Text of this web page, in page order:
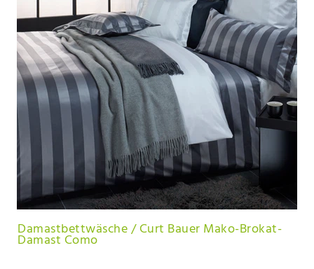
Damastbettwäsche / Curt Bauer Mako-Brokat-
Damast Como